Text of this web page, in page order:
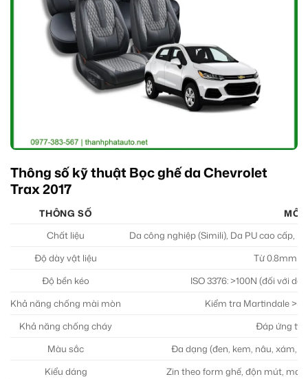
Thông số kỹ thuật Bọc ghế da Chevrolet
Trax 2017
THÔNG SỐ
MÔ
Chất liệu
Da công nghiệp (Simili), Da PU cao cấp,
Độ dày vật liệu
Từ 0.8mm
Độ bền kéo
ISO 3376: >100N (đối với
Khả năng chống mài mòn
Kiểm tra Martindale
Khả năng chống cháy
Đáp ứng
Màu sắc
Đa dạng (đen, kem, nâu, xám,
Kiểu dáng
Zin theo form ghế, độn mút,